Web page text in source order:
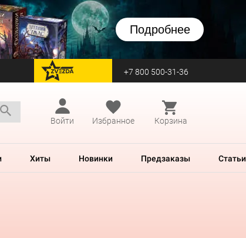
Подробнее
перейти на Zvezda +7 800 500-31-36
Войти
Избранное Корзина
Хиты Новинки Предзаказы Статьи